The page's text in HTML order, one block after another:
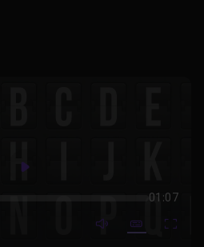
Play
01:07
mute video
Subtitles